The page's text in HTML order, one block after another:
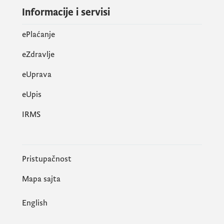
Informacije i servisi
ePlaćanje
eZdravlje
eUprava
еUpis
IRMS
Pristupačnost
Mapa sajta
English